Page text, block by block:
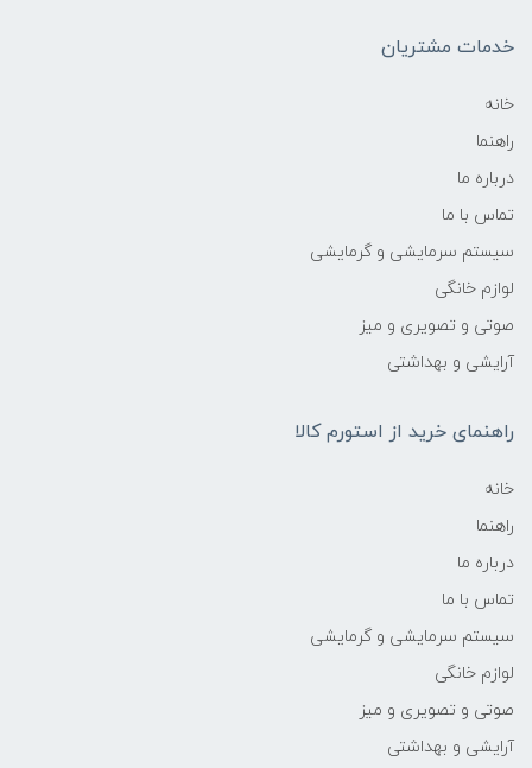
خدمات مشتریان
خانه
راهنما
درباره ما
تماس با ما
سیستم سرمایشی و گرمایشی
لوازم خانگی
صوتی و تصویری و میز
آرایشی و بهداشتی
راهنمای خرید از استورم کالا
خانه
راهنما
درباره ما
تماس با ما
سیستم سرمایشی و گرمایشی
لوازم خانگی
صوتی و تصویری و میز
آرایشی و بهداشتی